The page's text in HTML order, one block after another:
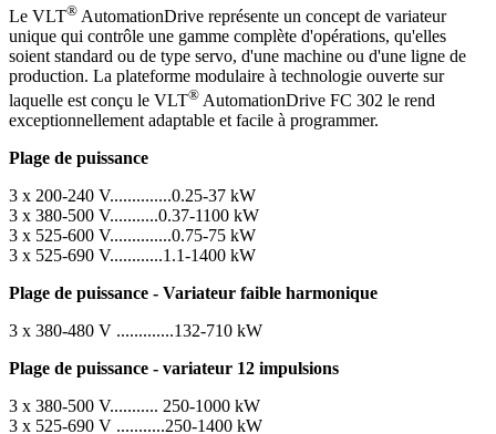
Le VLT® AutomationDrive représente un concept de variateur
unique qui contrôle une gamme complète d'opérations, qu'elles
soient standard ou de type servo, d'une machine ou d'une ligne de
production. La plateforme modulaire à technologie ouverte sur
laquelle est conçu le VLT® AutomationDrive FC 302 le rend
exceptionnellement adaptable et facile à programmer.
Plage de puissance
3 x 200-240 V..............0.25-37 kW
3 x 380-500 V...........0.37-1100 kW
3 x 525-600 V..............0.75-75 kW
3 x 525-690 V............1.1-1400 kW
Plage de puissance - Variateur faible harmonique
3 x 380-480 V .............132-710 kW
Plage de puissance - variateur 12 impulsions
3 x 380-500 V........... 250-1000 kW
3 x 525-690 V ...........250-1400 kW